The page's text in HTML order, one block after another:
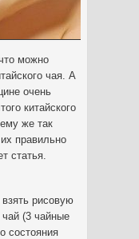
можно
чая. А
очень
китайского
же так
правильно
статья.
рисовую
(3 чайные
состояния